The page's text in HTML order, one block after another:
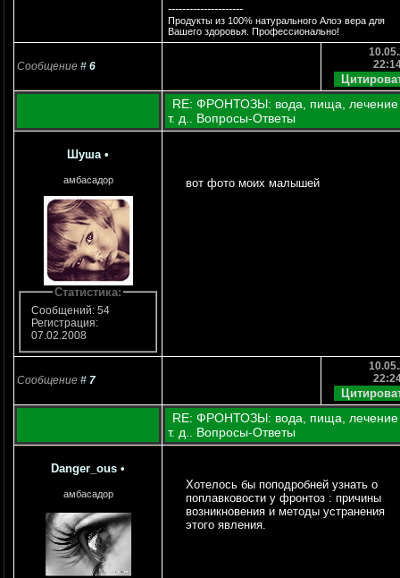
---------------------
Продукты из 100% натурального Алоэ вера для
Вашего здоровья. Профессионально!
Сообщение#6
RE: ФРОНТОЗЫ: вода, пища,
т. д.. Вопросы-Ответы
Шуша •
амбасадор
Статистика:
Сообщений: 54
Регистрация:
07.02.2008
вот фото моих малышей
Сообщение# 7
RE: ФРОНТОЗЫ: вода, пища,
т. д.. Вопросы-Ответы
Danger_ous •
амбасадор
Хотелось бы поподробней узнать о
поплавковости у фронтоз : причины
возникновения и методы устранения
этого явления.